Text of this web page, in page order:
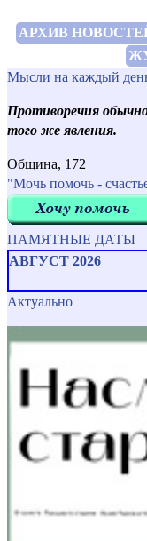
АРХИВ
Мысли на каждый
Противоречия
того же явления.
Община, 172
"Мочь помочь -
ПАМЯТНЫЕ ДАТЫ
АВГУСТ 2026
Актуально